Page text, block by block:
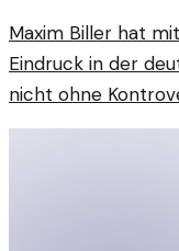
Maxim Biller hat
Eindruck in der
nicht ohne
auf die